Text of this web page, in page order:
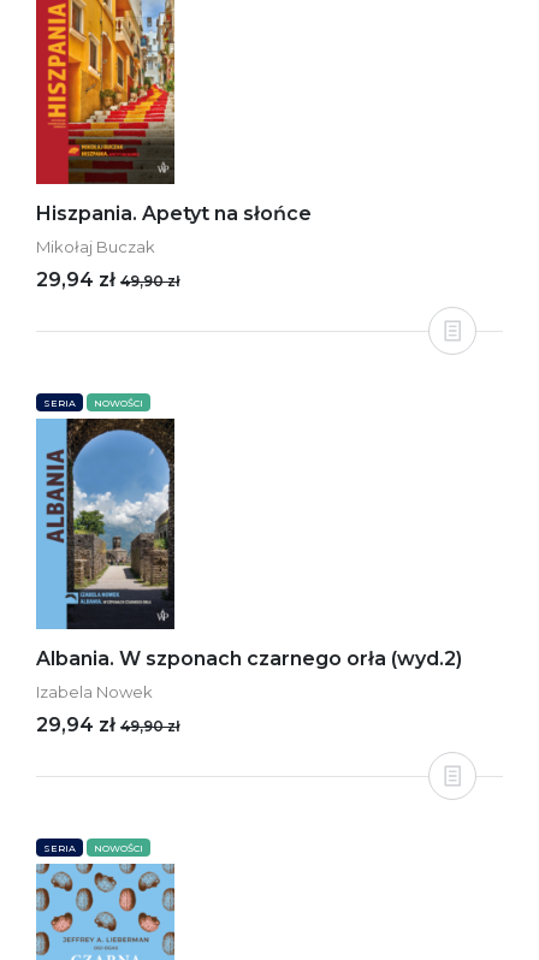
Hiszpania. Apetyt na słońce
Mikołaj Buczak
29,94 zł 49,90 zł
SERIA NOWOŚCI
Albania. W szponach czarnego orła (wyd.2)
Izabela Nowek
29,94 zł 49,90 zł
SERIA NOWOŚCI